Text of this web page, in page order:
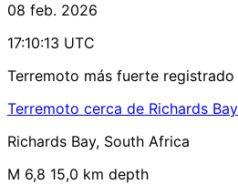
08 feb. 2026
17:10:13 UTC
Terremoto más fuerte registrado
Terremoto cerca de Richards Bay
Richards Bay, South Africa
M 6,8 15,0 km depth